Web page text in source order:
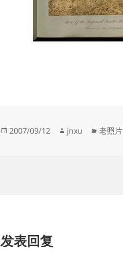
发
2007/09/12
作
jnxu
分
老照片
发表回复